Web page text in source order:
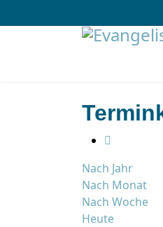
Nach Jahr
Nach Monat
Nach Woche
Heute